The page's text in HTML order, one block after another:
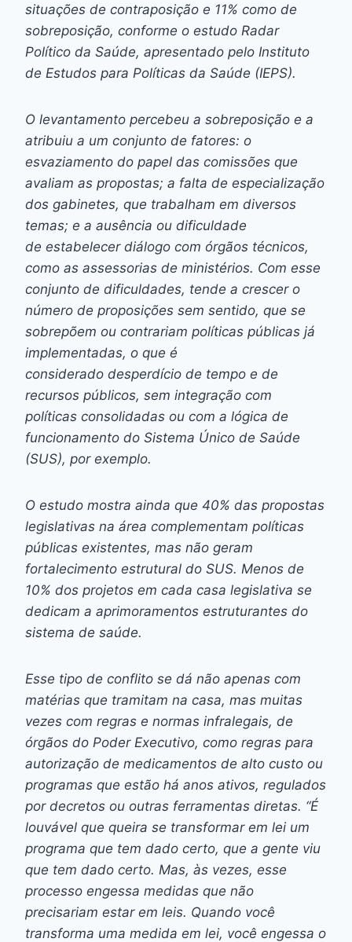
situações de contraposição e 11% como de
sobreposição, conforme o estudo Radar
Político da Saúde, apresentado pelo Instituto
de Estudos para Políticas da Saúde (IEPS).
O levantamento percebeu a sobreposição e a
atribuiu a um conjunto de fatores: o
esvaziamento do papel das comissões que
avaliam as propostas; a falta de especialização
dos gabinetes, que trabalham em diversos
temas; e a ausência ou dificuldade
de estabelecer diálogo com órgãos técnicos,
como as assessorias de ministérios. Com esse
conjunto de dificuldades, tende a crescer o
número de proposições sem sentido, que se
sobrepõem ou contrariam políticas públicas já
implementadas, o que é
considerado desperdício de tempo e de
recursos públicos, sem integração com
políticas consolidadas ou com a lógica de
funcionamento do Sistema Único de Saúde
(SUS), por exemplo.
O estudo mostra ainda que 40% das propostas
legislativas na área complementam políticas
públicas existentes, mas não geram
fortalecimento estrutural do SUS. Menos de
10% dos projetos em cada casa legislativa se
dedicam a aprimoramentos estruturantes do
sistema de saúde.
Esse tipo de conflito se dá não apenas com
matérias que tramitam na casa, mas muitas
vezes com regras e normas infralegais, de
órgãos do Poder Executivo, como regras para
autorização de medicamentos de alto custo ou
programas que estão há anos ativos, regulados
por decretos ou outras ferramentas diretas. “É
louvável que queira se transformar em lei um
programa que tem dado certo, que a gente viu
que tem dado certo. Mas, às vezes, esse
processo engessa medidas que não
precisariam estar em leis. Quando você
transforma uma medida em lei, você engessa o